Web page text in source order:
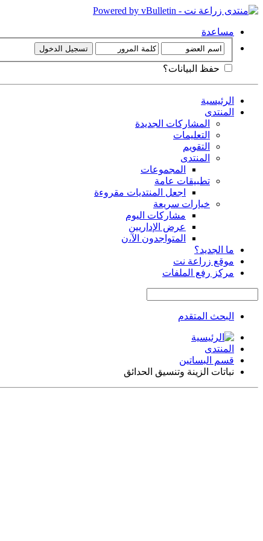
مساعدة
حفظ البيانات؟
الرئيسية
المنتدى
المشاركات الجديدة
التعليمات
التقويم
المنتدى
المجموعات
تطبيقات عامة
اجعل المنتديات مقروءة
خيارات سريعة
مشاركات اليوم
عرض الإداريين
المتواجدون الآ،ن
ما الجديد؟
موقع زراعة نت
مركز رفع الملفات
البحث المتقدم
المنتدى
قسم البساتين
نباتات الزينة وتنسيق الحدائق